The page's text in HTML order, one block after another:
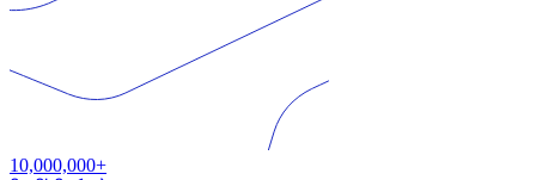
10,000,000+